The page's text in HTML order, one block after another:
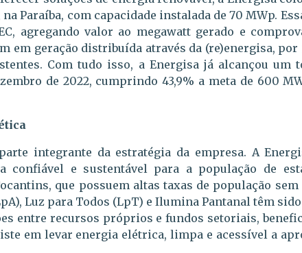
na Paraíba, com capacidade instalada de 70 MWp.
agregando valor ao megawatt gerado e
em geração distribuída através da (re)energisa, por
Com tudo isso, a Energisa já alcançou um
de 2022, cumprindo 43,9% a meta de 600
integrante da estratégia da empresa. A
confiável e sustentável para a população de
que possuem altas taxas de população sem
Luz para Todos (LpT) e Ilumina Pantanal têm
entre recursos próprios e fundos setoriais,
em levar energia elétrica, limpa e acessível a